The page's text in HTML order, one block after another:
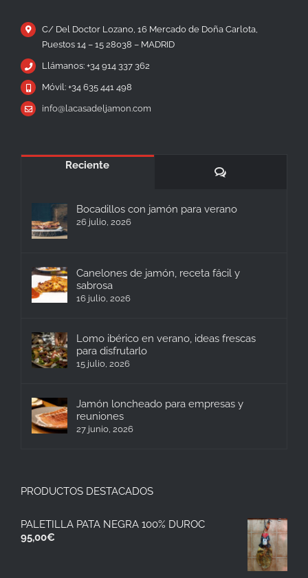
C/ Del Doctor Lozano, 16 Mercado de Doña Carlota,
Puestos 14 – 15 28038 – MADRID
Llámanos: +34 914 337 362
Móvil: +34 635 441 498
info@lacasadeljamon.com
Reciente
Comentarios
Bocadillos con jamón para verano
26 julio, 2026
Canelones de jamón, receta fácil y
sabrosa
16 julio, 2026
Lomo ibérico en verano, ideas frescas
para disfrutarlo
15 julio, 2026
Jamón loncheado para empresas y
reuniones
27 junio, 2026
PRODUCTOS DESTACADOS
PALETILLA PATA NEGRA 100% DUROC
95,00€